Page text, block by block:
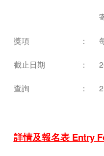
獎項 ：
截止日期 ：
查詢 ：
詳情及報名表 Entry